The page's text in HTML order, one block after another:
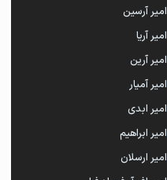
امیر آرسین
امیر آریا
امیر آرین
امیر آمیار
امیر ابدی
امیر ابراهیم
امیر ارسلان